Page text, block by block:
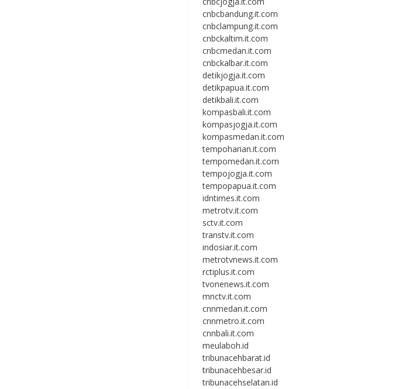
cnbcbandung.it.com
cnbclampung.it.com
cnbckaltim.it.com
cnbcmedan.it.com
cnbckalbar.it.com
detikjogja.it.com
detikpapua.it.com
detikbali.it.com
kompasbali.it.com
kompasjogja.it.com
kompasmedan.it.com
tempoharian.it.com
tempomedan.it.com
tempojogja.it.com
tempopapua.it.com
idntimes.it.com
metrotv.it.com
sctv.it.com
transtv.it.com
indosiar.it.com
metrotvnews.it.com
rctiplus.it.com
tvonenews.it.com
mnctv.it.com
cnnmedan.it.com
cnnmetro.it.com
cnnbali.it.com
meulaboh.id
tribunacehbarat.id
tribunacehbesar.id
tribunacehselatan.id